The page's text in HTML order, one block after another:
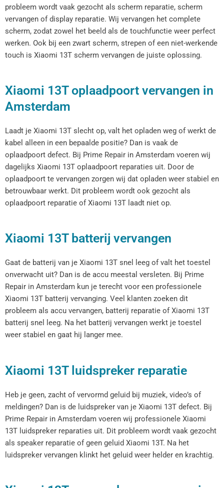
probleem wordt vaak gezocht als scherm reparatie, scherm
vervangen of display reparatie. Wij vervangen het complete
scherm, zodat zowel het beeld als de touchfunctie weer perfect
werken. Ook bij een zwart scherm, strepen of een niet-werkende
touch is Xiaomi 13T scherm vervangen de juiste oplossing.
Xiaomi 13T oplaadpoort vervangen in
Amsterdam
Laadt je Xiaomi 13T slecht op, valt het opladen weg of werkt de
kabel alleen in een bepaalde positie? Dan is vaak de
oplaadpoort defect. Bij Prime Repair in Amsterdam voeren wij
dagelijks Xiaomi 13T oplaadpoort reparaties uit. Door de
oplaadpoort te vervangen zorgen wij dat opladen weer stabiel en
betrouwbaar werkt. Dit probleem wordt ook gezocht als
oplaadpoort reparatie of Xiaomi 13T laadt niet op.
Xiaomi 13T batterij vervangen
Gaat de batterij van je Xiaomi 13T snel leeg of valt het toestel
onverwacht uit? Dan is de accu meestal versleten. Bij Prime
Repair in Amsterdam kun je terecht voor een professionele
Xiaomi 13T batterij vervanging. Veel klanten zoeken dit
probleem als accu vervangen, batterij reparatie of Xiaomi 13T
batterij snel leeg. Na het batterij vervangen werkt je toestel
weer stabiel en gaat hij langer mee.
Xiaomi 13T luidspreker reparatie
Heb je geen, zacht of vervormd geluid bij muziek, video’s of
meldingen? Dan is de luidspreker van je Xiaomi 13T defect. Bij
Prime Repair in Amsterdam voeren wij professionele Xiaomi
13T luidspreker reparaties uit. Dit probleem wordt vaak gezocht
als speaker reparatie of geen geluid Xiaomi 13T. Na het
luidspreker vervangen klinkt het geluid weer helder en krachtig.